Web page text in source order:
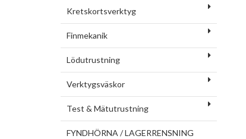
Kretskortsverktyg
Finmekanik
Lödutrustning
Verktygsväskor
Test & Mätutrustning
FYNDHÖRNA / LAGERRENSNING